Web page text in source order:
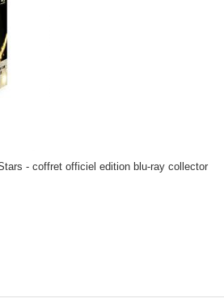
- coffret officiel edition blu-ray collector